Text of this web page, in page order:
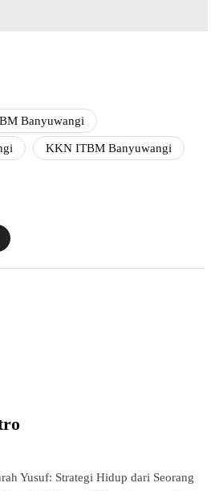
Banyuwangi
KKN ITBM Banyuwangi
Yusuf: Strategi Hidup dari Seorang